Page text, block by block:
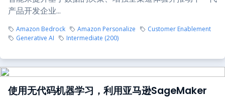
产品开发企业...
Amazon Bedrock Amazon Personalize
Customer Enablement
Generative AI
Intermediate (200)
使用无代码机器学习，利用亚马逊SageMaker